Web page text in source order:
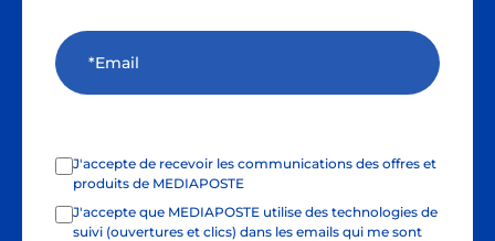
J'accepte de recevoir les communications des offres et
produits de MEDIAPOSTE
J'accepte que MEDIAPOSTE utilise des technologies de
suivi (ouvertures et clics) dans les emails qui me sont